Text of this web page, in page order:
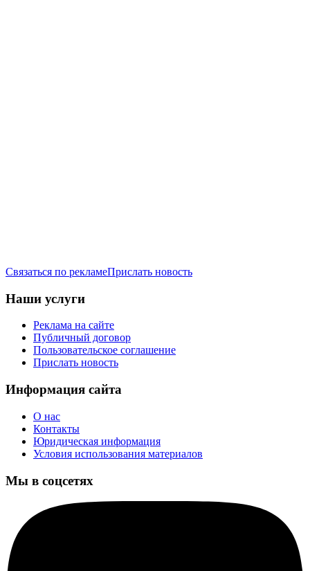
Связаться по рекламеПрислать новость
Наши услуги
Реклама на сайте
Публичный договор
Пользовательское соглашение
Прислать новость
Информация сайта
О нас
Контакты
Юридическая информация
Условия использования материалов
Мы в соцсетях